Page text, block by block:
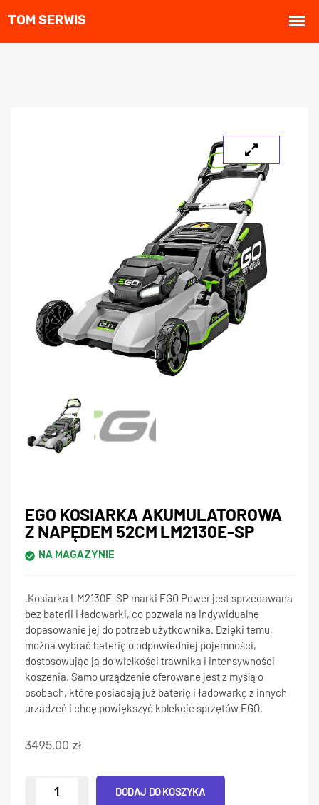
EGO KOSIARKA AKUMULATOROWA
Z NAPĘDEM 52CM LM2130E-SP
NA MAGAZYNIE
.Kosiarka LM2130E-SP marki EGO Power jest sprzedawana
bez baterii i ładowarki, co pozwala na indywidualne
dopasowanie jej do potrzeb użytkownika. Dzięki temu,
można wybrać baterię o odpowiedniej pojemności,
dostosowując ją do wielkości trawnika i intensywności
koszenia. Samo urządzenie oferowane jest z myślą o
osobach, które posiadają już baterię i ładowarkę z innych
urządzeń i chcę powiększyć kolekcje sprzętów EGO.
3495,00 zł
DODAJ DO KOSZYKA